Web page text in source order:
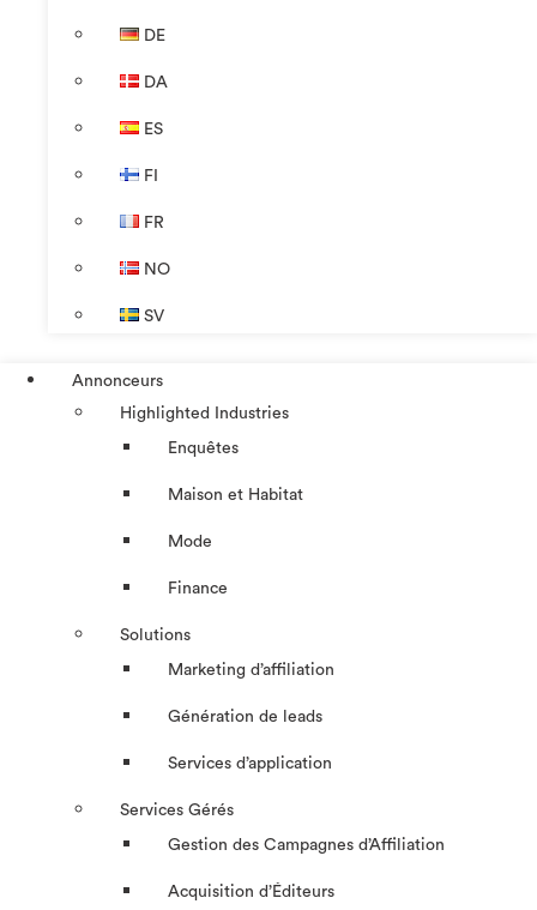
DE
DA
ES
FI
FR
NO
SV
Annonceurs
Highlighted Industries
Enquêtes
Maison et Habitat
Mode
Finance
Solutions
Marketing d’affiliation
Génération de leads
Services d’application
Services Gérés
Gestion des Campagnes d’Affiliation​
Acquisition d’Éditeurs